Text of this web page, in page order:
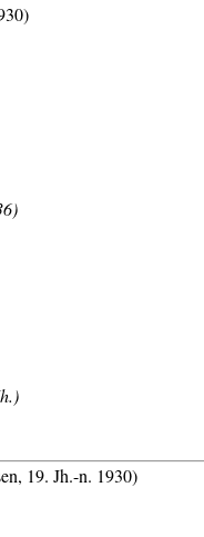
19. Jh.-n. 1930)